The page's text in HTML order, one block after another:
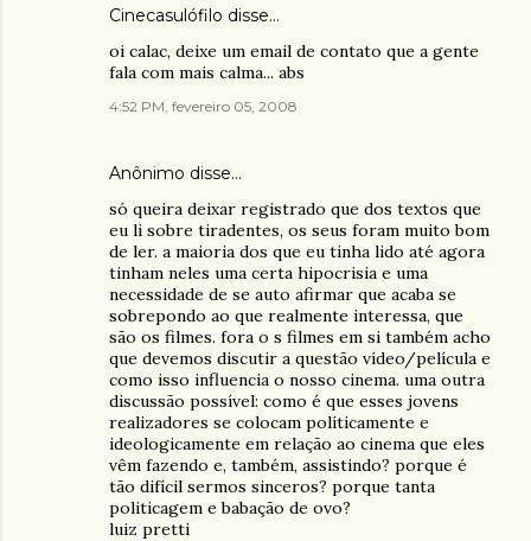
Cinecasulófilo disse…
oi calac, deixe um email de contato que a gente
fala com mais calma... abs
4:52 PM, fevereiro 05, 2008
Anônimo disse…
só queira deixar registrado que dos textos que
eu li sobre tiradentes, os seus foram muito bom
de ler. a maioria dos que eu tinha lido até agora
tinham neles uma certa hipocrisia e uma
necessidade de se auto afirmar que acaba se
sobrepondo ao que realmente interessa, que
são os filmes. fora o s filmes em si também acho
que devemos discutir a questão vídeo/película e
como isso influencia o nosso cinema. uma outra
discussão possível: como é que esses jovens
realizadores se colocam políticamente e
ideologicamente em relação ao cinema que eles
vêm fazendo e, também, assistindo? porque é
tão difícil sermos sinceros? porque tanta
politicagem e babação de ovo?
luiz pretti